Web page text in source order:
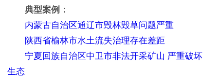
典型案例：
内蒙古自治区通辽市毁林毁草问题严重
陕西省榆林市水土流失治理存在差距
宁夏回族自治区中卫市非法开采矿山 严重破坏
生态